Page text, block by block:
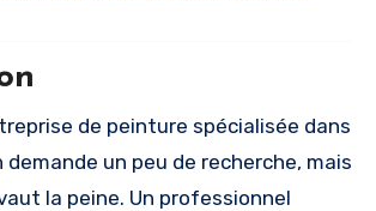
de peinture spécialisée dans
demande un peu de recherche, mais
la peine. Un professionnel